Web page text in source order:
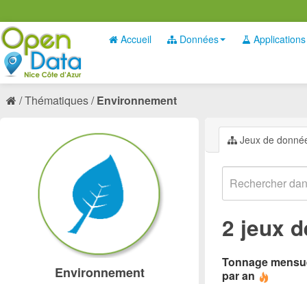
Accueil Données Applications
Thématiques Environnement
Jeux de
2 jeux
Tonnage
par an
Environnement